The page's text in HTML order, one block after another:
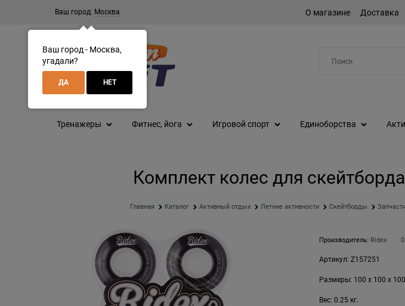
Ваш город: Москва О магазине Доставка
Тренажеры Фитнес, йога Игровой спорт Единоборства
Комплект колес для
Главная Каталог Активный отдых Летние активности Скейтборды
Производитель: Ridex
Артикул: Z157251
Размеры: 100 x 100 x 100
Вес: 0.25кг.
Ваш город - Москва,
угадали?
ДА НЕТ